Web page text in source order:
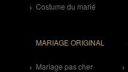
Costume du marié
MARIAGE ORIGINAL
Mariage pas cher